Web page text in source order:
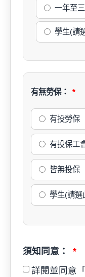
一年至
學生(請
有無勞保：
有投勞保
有投保工
皆無投保
學生(請選
須知同意：
詳閱並同意